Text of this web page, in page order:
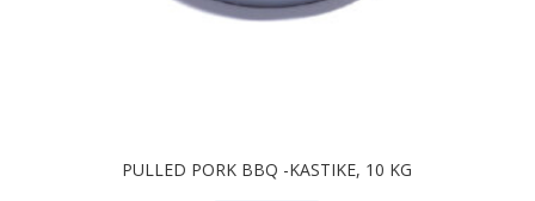
PULLED PORK BBQ -KASTIKE, 10 KG